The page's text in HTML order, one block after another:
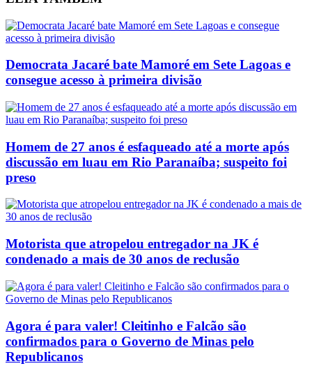
Democrata Jacaré bate Mamoré em Sete Lagoas e
consegue acesso à primeira divisão
Homem de 27 anos é esfaqueado até a morte após
discussão em luau em Rio Paranaíba; suspeito foi
preso
Motorista que atropelou entregador na JK é
condenado a mais de 30 anos de reclusão
Agora é para valer! Cleitinho e Falcão são
confirmados para o Governo de Minas pelo
Republicanos